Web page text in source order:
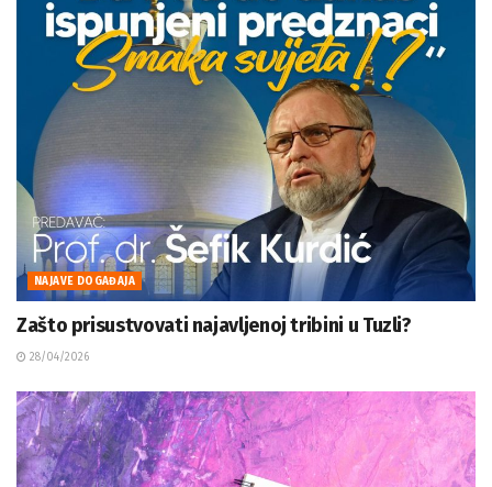
NAJAVE DOGAĐAJA
Zašto prisustvovati najavljenoj tribini u Tuzli?
28/04/2026